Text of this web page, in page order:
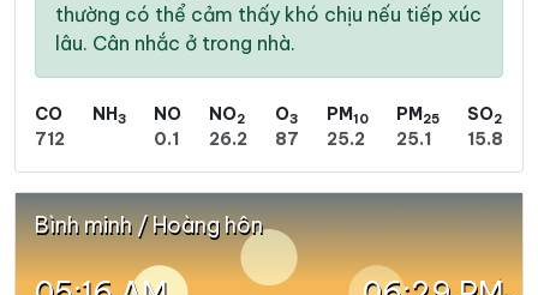
thường có thể cảm thấy khó chịu nếu tiếp xúc
lâu. Cân nhắc ở trong nhà.
CO
712
NH3
NO
0.1
NO2
26.2
O3
87
PM10
25.2
PM25
25.1
SO2
15.8
Bình minh / Hoàng hôn